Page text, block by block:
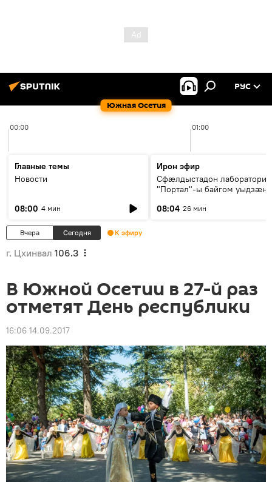
Южная Осетия
РУС
00:00 01:00
Главные темы
Новости
08:00 4 мин
Ирон эфир
Сфæлдыстадон лаборатори
"Портал"-ы байгом уыдзæн
Æхсары куыстыты равдыст
08:04 26 мин
Вчера Сегодня К эфиру
г. Цхинвал 106.3
В Южной Осетии в 27-й раз
отметят День республики
16:06 14.09.2017